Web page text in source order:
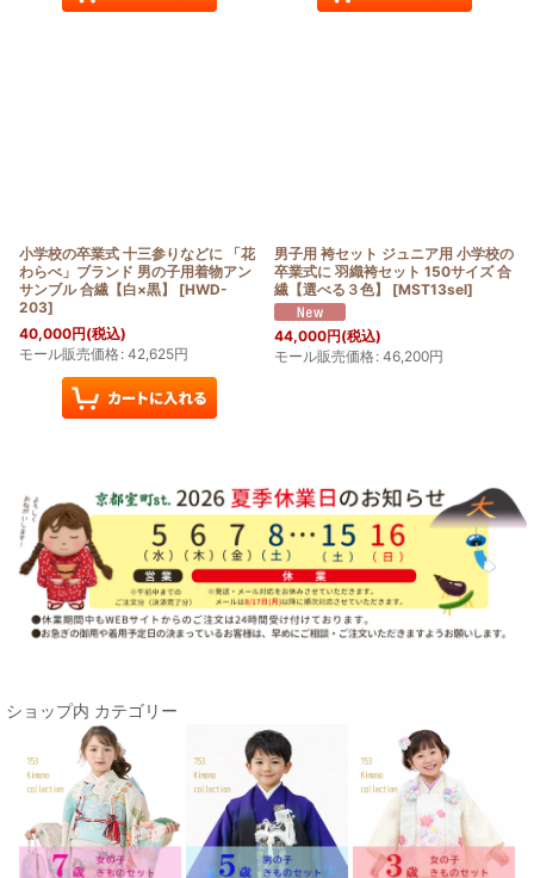
小学校の卒業式 十三参りなどに 「花
わらべ」ブランド 男の子用着物アン
サンブル 合繊【白×黒】
[HWD-
203]
40,000円(税込)
モール販売価格: 42,625円
男子用 袴セット ジュニア用 小学校の
卒業式に 羽織袴セット 150サイズ 合
繊【選べる３色】
[MST13sel]
44,000円(税込)
モール販売価格: 46,200円
ショップ内 カテゴリー